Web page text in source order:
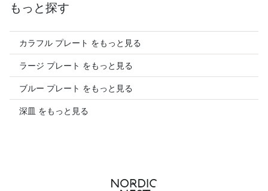
もっと探す
カラフル プレート をもっと見る
ラージ プレート をもっと見る
ブルー プレート をもっと見る
深皿 をもっと見る